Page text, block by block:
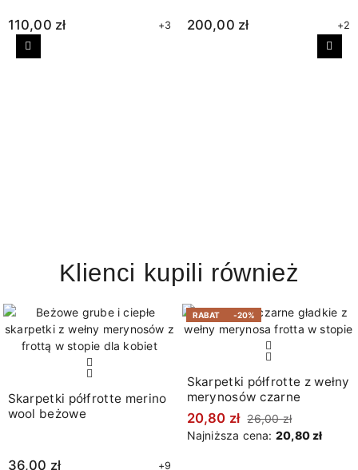
110,00 zł +3 200,00 zł +2
Poprzedni
Klienci kupili również
Skarpetki półfrotte merino
wool beżowe
36,00 zł +9
RABAT -20%
Skarpetki półfrotte z wełny
merynosów czarne
20,80 zł 26,00 zł
Najniższa cena: 20,80 zł